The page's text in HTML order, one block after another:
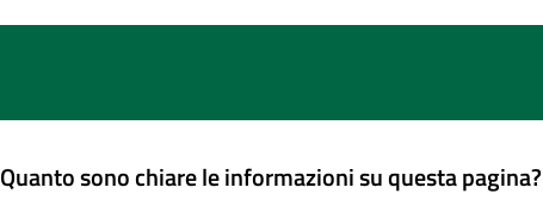
Quanto sono chiare le informazioni su questa pagina?